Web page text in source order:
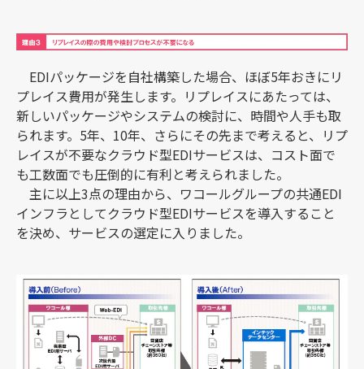
EDIパッケージを自社構築した場合、ほぼ5年おきにリ
プレイス費用が発生します。リプレイスにあたっては、
新しいパッケージやシステムの検討に、時間や人手も取
られます。5年、10年、さらにその先まで考えると、リプ
レイスが不要なクラウド型EDIサービスは、コスト面で
も工数面でも圧倒的に有利と考えられました。
主に以上3点の理由から、ワコールグループの共通EDI
インフラとしてクラウド型EDIサービスを導入すること
を決め、サービスの選定に入りました。